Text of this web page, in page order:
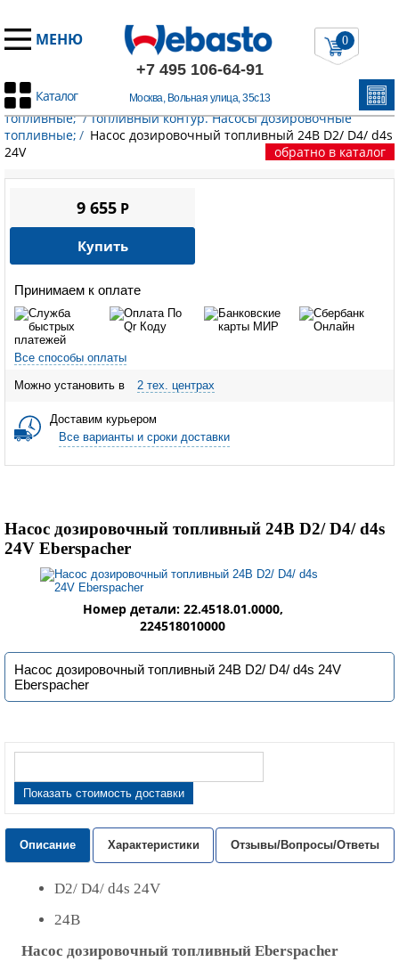
МЕНЮ
+7 495 106-64-91
Москва, Вольная улица, 35с13
Каталог
0
Главная /Запчасти Эберспехер/ Насосы дозировочные
топливные;/Топливный контур. Насосы дозировочные
топливные; / Насос дозировочный топливный 24В D2/ D4/ d4s
24V
обратно в каталог
Принимаем к оплате
Все способы оплаты
Можно установить в 2 тех. центрах
Доставим курьером
Все варианты и сроки доставки
9 655P
Купить
Насос дозировочный топливный 24В D2/ D4/ d4s
24V Eberspacher
Номер детали: 22.4518.01.0000,
224518010000
Насос дозировочный топливный 24В D2/ D4/ d4s 24V
Eberspacher
Показать стоимость доставки
Описание Характеристики Отзывы/Вопросы/Ответы
D2/ D4/ d4s 24V
24В
Насос дозировочный топливный Eberspacher